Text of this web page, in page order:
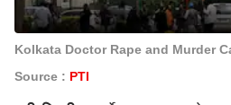
Kolkata Doctor Rape and Murder
Source : PTI